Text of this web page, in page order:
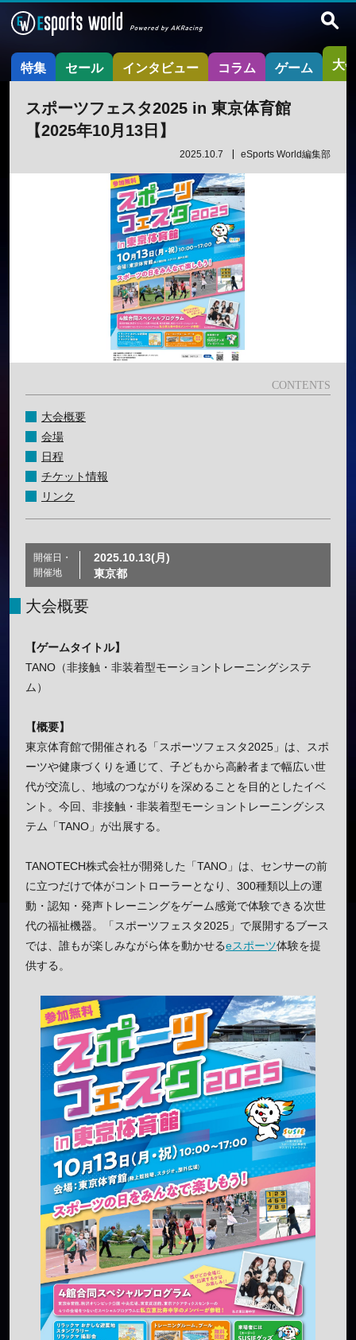
特集 セール インタビュー コラム ゲーム 大
スポーツフェスタ2025 in 東京体育館
【2025年10月13日】
2025.10.7 eSports World編集部
大会概要
会場
日程
チケット情報
リンク
開催日・
開催地
2025.10.13(月)
東京都
大会概要
【ゲームタイトル】
TANO（非接触・非装着型モーショントレーニングシステ
ム）
【概要】
東京体育館で開催される「スポーツフェスタ2025」は、スポ
ーツや健康づくりを通じて、子どもから高齢者まで幅広い世
代が交流し、地域のつながりを深めることを目的としたイベ
ント。今回、非接触・非装着型モーショントレーニングシス
テム「TANO」が出展する。
TANOTECH株式会社が開発した「TANO」は、センサーの前
に立つだけで体がコントローラーとなり、300種類以上の運
動・認知・発声トレーニングをゲーム感覚で体験できる次世
代の福祉機器。「スポーツフェスタ2025」で展開するブース
では、誰もが楽しみながら体を動かせるeスポーツ体験を提
供する。